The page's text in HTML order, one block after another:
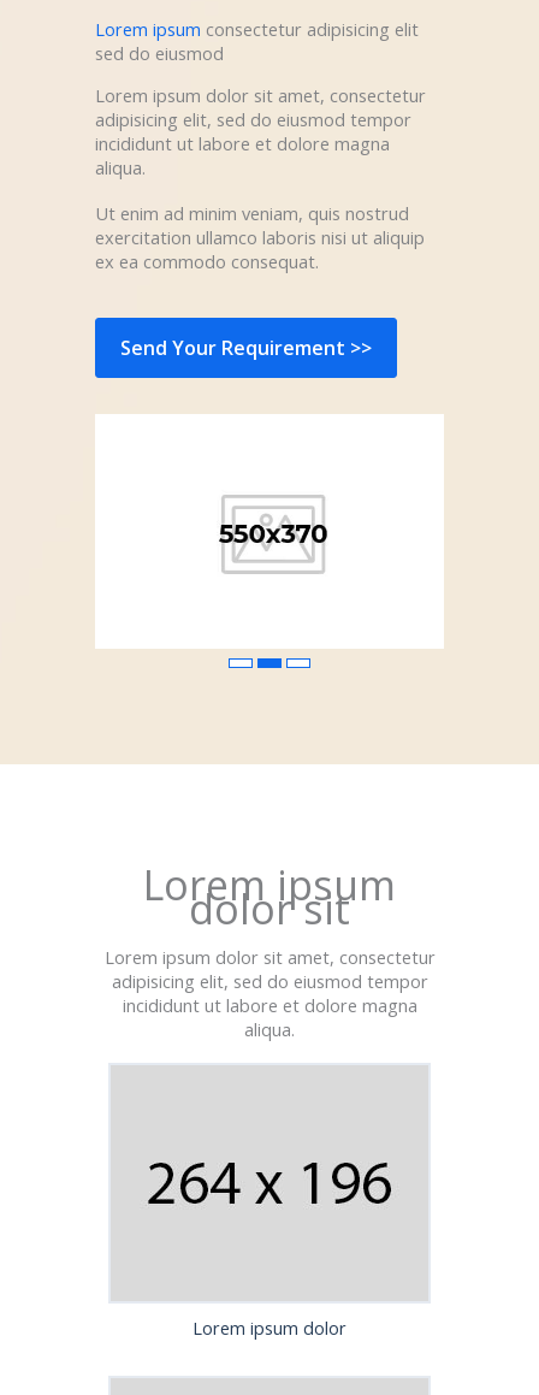
Lorem ipsum consectetur adipisicing elit
sed do eiusmod
Lorem ipsum dolor sit amet, consectetur
adipisicing elit, sed do eiusmod tempor
incididunt ut labore et dolore magna
aliqua.
Ut enim ad minim veniam, quis nostrud
exercitation ullamco laboris nisi ut aliquip
ex ea commodo consequat.
Send Your Requirement >>
Lorem ipsum
dolor sit
Lorem ipsum dolor sit amet, consectetur
adipisicing elit, sed do eiusmod tempor
incididunt ut labore et dolore magna
aliqua.
Lorem ipsum dolor